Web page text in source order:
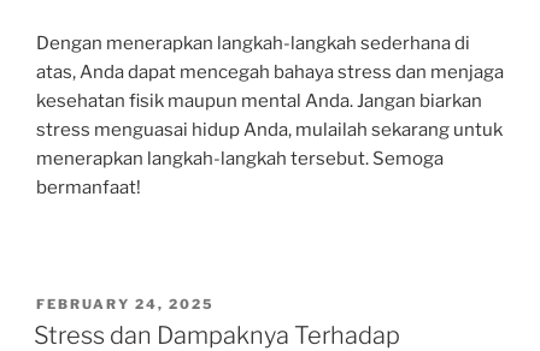
Dengan menerapkan langkah-langkah sederhana di
atas, Anda dapat mencegah bahaya stress dan menjaga
kesehatan fisik maupun mental Anda. Jangan biarkan
stress menguasai hidup Anda, mulailah sekarang untuk
menerapkan langkah-langkah tersebut. Semoga
bermanfaat!
POSTED
ON
FEBRUARY 24, 2025
Stress dan Dampaknya Terhadap